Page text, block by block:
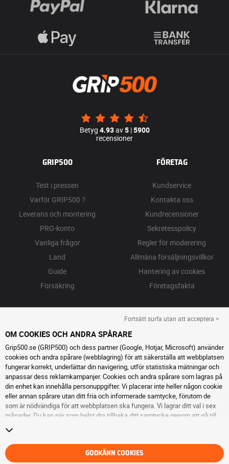
Betyg 4.93av5|5900
recensioner
GRIP500
Test i pressen
Varför GRIP500 ?
Leverans och montering
PRO-konto
Vanliga frågor
Land
Guide
Försäkring
FÖRETAG
Kundservice
Kontakta oss
Kundrecensioner
Sekretesspolicy
Regler för moderering
Allmäna försäljningsvillkor
Hantering av cookies
Företagsfakta
Fortsätt surfa utan att acceptera >
OM COOKIES OCH ANDRA SPÅRARE
Grip500.se (GRIP500) och dess partner (Google, Hotjar, Microsoft) använder
cookies och andra spårare (webblagring) för att säkerställa att webbplatsen
fungerar korrekt, underlättar din navigering, utför statistiska mätningar och
anpassar dess reklamkampanjer. Cookies och andra spårare som lagras på
din enhet kan innehålla personuppgifter. Vi placerar inte heller någon cookie
eller annan spårare utan ditt fria och informerade samtycke, förutom de
som är nödvändiga för att webbplatsen ska fungera. Vi lagrar ditt val i sex
månader. Du kan när som helst dra tillbaka ditt samtycke genom att gå till
acceptera cookies eller andra spårare. Vägran hindrar inte tillgång till
tjänsterna GRIP500. För ytterligare information hänvisar vi tillsidan för
cookies och andra spårare
GODKÄNN COOKIES